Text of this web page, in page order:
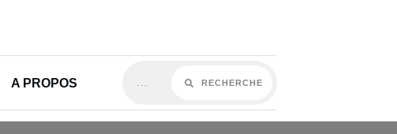
A PROPOS RECHERCHE